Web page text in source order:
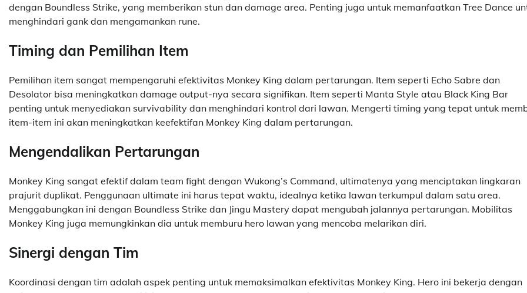
dengan Boundless Strike, yang memberikan stun dan damage area. Penting juga untuk memanfaatkan Tree Dance
menghindari gank dan mengamankan rune.
Timing dan Pemilihan Item
Pemilihan item sangat mempengaruhi efektivitas Monkey King dalam pertarungan. Item seperti Echo Sabre dan
Desolator bisa meningkatkan damage output-nya secara signifikan. Item seperti Manta Style atau Black King Bar
penting untuk menyediakan survivability dan menghindari kontrol dari lawan. Mengerti timing yang tepat untuk
item-item ini akan meningkatkan keefektifan Monkey King dalam pertarungan.
Mengendalikan Pertarungan
Monkey King sangat efektif dalam team fight dengan Wukong’s Command, ultimatenya yang menciptakan lingkaran
prajurit duplikat. Penggunaan ultimate ini harus tepat waktu, idealnya ketika lawan terkumpul dalam satu area.
Menggabungkan ini dengan Boundless Strike dan Jingu Mastery dapat mengubah jalannya pertarungan. Mobilitas
Monkey King juga memungkinkan dia untuk memburu hero lawan yang mencoba melarikan diri.
Sinergi dengan Tim
Koordinasi dengan tim adalah aspek penting untuk memaksimalkan efektivitas Monkey King. Hero ini bekerja dengan